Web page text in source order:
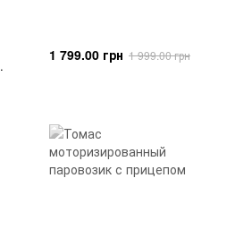
1 799.00 грн 1 999.00 грн